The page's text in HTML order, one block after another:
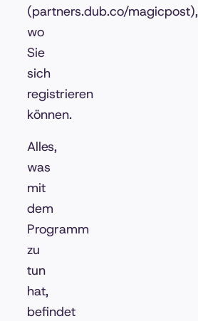
(partners.dub.co/magicpost),
wo
Sie
sich
registrieren
können.
Alles,
was
mit
dem
Programm
zu
tun
hat,
befindet